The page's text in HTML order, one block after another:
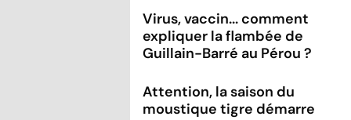
Virus, vaccin... comment
expliquer la flambée de
Guillain-Barré au Pérou ?
Attention, la saison du
moustique tigre démarre